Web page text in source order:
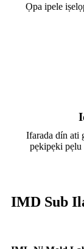
Ọpa ipele
Ifarada dín ati
pẹkipẹki pẹlu
IMD Sub